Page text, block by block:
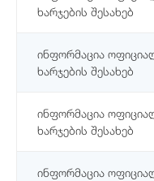
ხარჯების შესახებ
ინფორმაცია
ხარჯების შესახებ
ინფორმაცია
ხარჯების შესახებ
ინფორმაცია